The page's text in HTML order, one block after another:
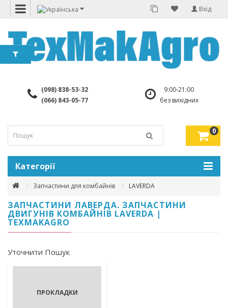
Вхід
(098) 838-53-32
(066) 843-05-77
9:00-21:00
без вихідних
0
Категорії
Запчастини для комбайнів LAVERDA
ЗАПЧАСТИНИ ЛАВЕРДА. ЗАПЧАСТИНИ
ДВИГУНІВ КОМБАЙНІВ LAVERDA |
TEXMAKAGRO
Уточнити Пошук
ПРОКЛАДКИ